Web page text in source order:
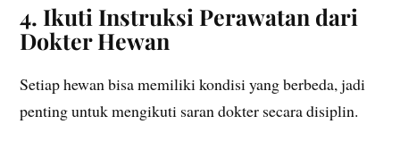
4. Ikuti Instruksi Perawatan dari
Dokter Hewan
Setiap hewan bisa memiliki kondisi yang berbeda, jadi
penting untuk mengikuti saran dokter secara disiplin.